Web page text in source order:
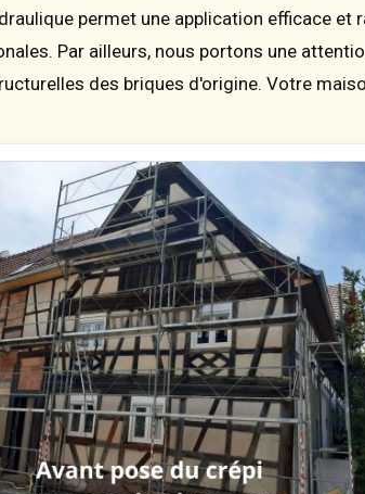
permet une application efficace
Par ailleurs, nous portons une
des briques d'origine. Votre